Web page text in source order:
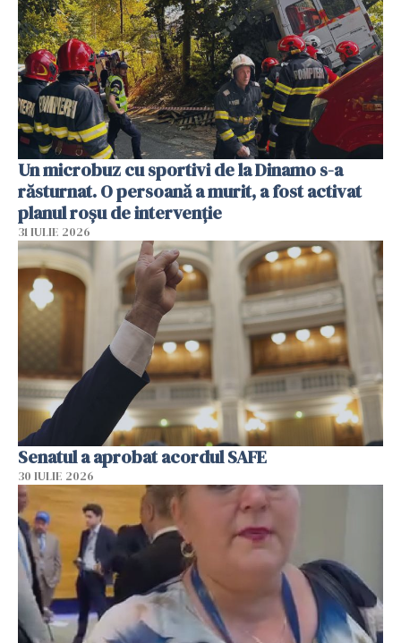
Un microbuz cu sportivi de la Dinamo s-a
răsturnat. O persoană a murit, a fost activat
planul roșu de intervenție
31 IULIE 2026
Senatul a aprobat acordul SAFE
30 IULIE 2026